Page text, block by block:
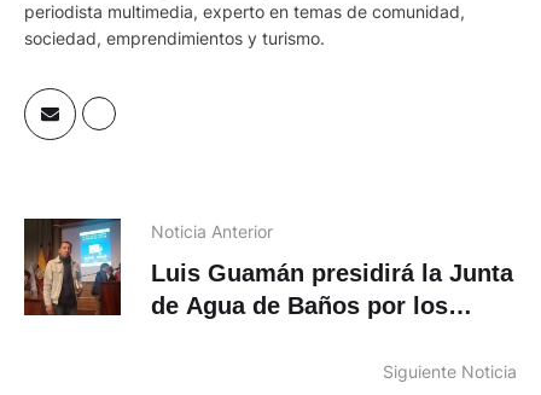
periodista multimedia, experto en temas de comunidad,
sociedad, emprendimientos y turismo.
Noticia Anterior
Luis Guamán presidirá la Junta
de Agua de Baños por los
Siguiente Noticia